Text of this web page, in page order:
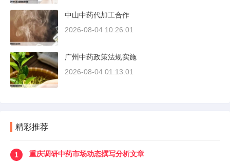
中山中药代加工合作
2026-08-04 10:26:01
广州中药政策法规实施
2026-08-04 01:13:01
精彩推荐
1
重庆调研中药市场动态撰写分析文章